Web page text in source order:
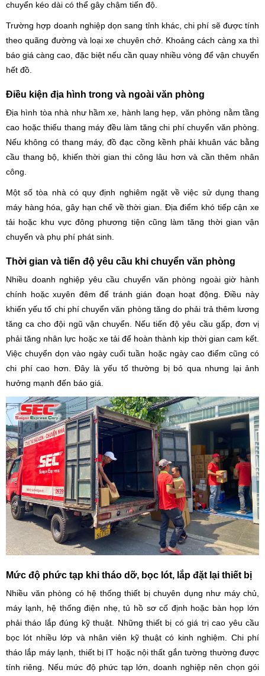
chuyển kéo dài có thể gây chậm tiến độ.
Trường hợp doanh nghiệp dọn sang tỉnh khác, chi phí sẽ được tính
theo quãng đường và loại xe chuyên chở. Khoảng cách càng xa thì
báo giá càng cao, đặc biệt nếu cần quay nhiều vòng để vận chuyển
hết đồ.
Điều kiện địa hình trong và ngoài văn phòng
Địa hình tòa nhà như hầm xe, hành lang hẹp, văn phòng nằm tầng
cao hoặc thiếu thang máy đều làm tăng chi phí chuyển văn phòng.
Nếu không có thang máy, đồ đạc cồng kềnh phải khuân vác bằng
cầu thang bộ, khiến thời gian thi công lâu hơn và cần thêm nhân
công.
Một số tòa nhà có quy định nghiêm ngặt về việc sử dụng thang
máy hàng hóa, gây hạn chế về thời gian. Địa điểm khó tiếp cận xe
tải hoặc khu vực đông phương tiện cũng làm tăng thời gian vận
chuyển và phụ phí phát sinh.
Thời gian và tiến độ yêu cầu khi chuyển văn phòng
Nhiều doanh nghiệp yêu cầu chuyển văn phòng ngoài giờ hành
chính hoặc xuyên đêm để tránh gián đoạn hoạt động. Điều này
khiến yếu tố chi phí chuyển văn phòng tăng do phải trả thêm lương
tăng ca cho đội ngũ vận chuyển. Nếu tiến độ yêu cầu gấp, đơn vị
phải tăng nhân lực hoặc xe tải để hoàn thành kịp thời gian cam kết.
Việc chuyển dọn vào ngày cuối tuần hoặc ngày cao điểm cũng có
chi phí cao hơn. Đây là yếu tố thường bị bỏ qua nhưng lại ảnh
hưởng mạnh đến báo giá.
Mức độ phức tạp khi tháo dỡ, bọc lót, lắp đặt lại thiết bị
Nhiều văn phòng có hệ thống thiết bị chuyên dụng như máy chủ,
máy lạnh, hệ thống điện nhẹ, tủ hồ sơ cố định hoặc bàn họp lớn
phải tháo lắp đúng kỹ thuật. Những thiết bị có giá trị cao yêu cầu
bọc lót nhiều lớp và nhân viên kỹ thuật có kinh nghiệm. Chi phí
tháo lắp máy lạnh, thiết bị IT hoặc nội thất gắn tường thường được
tính riêng. Nếu mức độ phức tạp lớn, doanh nghiệp nên chọn gói